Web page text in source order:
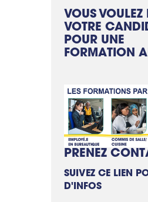
VOUS VOULEZ
VOTRE
POUR UNE
FORMATION
PRENEZ
SUIVEZ CE LIEN
D'INFOS